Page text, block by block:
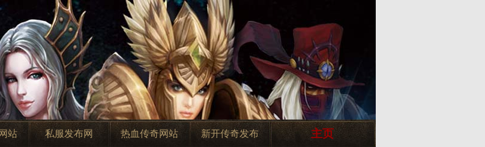
站 私服发布网 热血传奇网站 新开传奇发布 主页